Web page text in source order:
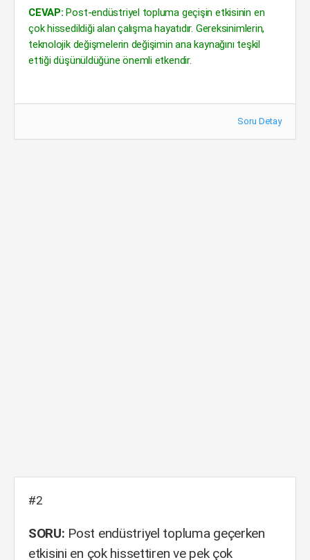
CEVAP: Post-endüstriyel topluma geçişin etkisinin en
çok hissedildiği alan çalışma hayatıdır. Gereksinimlerin,
teknolojik değişmelerin değişimin ana kaynağını teşkil
ettiği düşünüldüğüne önemli etkendir.
Soru Detay
#2
SORU: Post endüstriyel topluma geçerken
etkisini en çok hissettiren ve pek çok